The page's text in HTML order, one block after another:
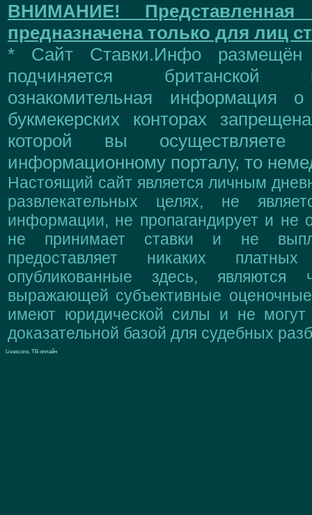
ВНИМАНИЕ!
предназначена только для лиц
* Сайт Ставки.Инфо размещён
подчиняется британской
ознакомительная информация
букмекерских конторах
которой вы
информационному порталу, то
Настоящий сайт является личным
развлекательных целях, не
информации, не пропагандирует и не
не принимает ставки и не
предоставляет никаких
опубликованные здесь, являются
выражающей субъективные
имеют юридической силы и не могут
доказательной базой для судебных
Livescore, ТВ онлайн